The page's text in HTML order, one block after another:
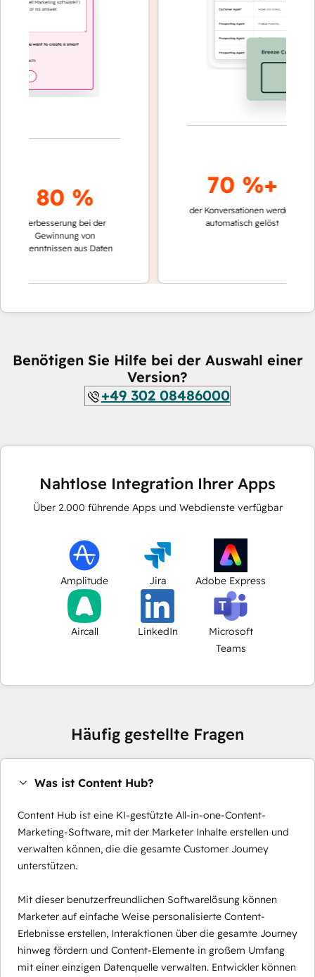
80 %
Verbesserung bei der
Gewinnung von
aus Daten
70 %+
der Konversationen werden
automatisch gelöst
Benötigen Sie Hilfe bei der Auswahl einer
Version?
+49 302 08486000
Nahtlose Integration Ihrer Apps
Über 2.000 führende Apps und Webdienste verfügbar
Amplitude Jira Adobe Express
Aircall LinkedIn
Microsoft
Teams
Häufig gestellte Fragen
Was ist Content Hub?
Content Hub ist eine KI-gestützte All-in-one-Content-
Marketing-Software, mit der Marketer Inhalte erstellen und
verwalten können, die die gesamte Customer Journey
unterstützen.
Mit dieser benutzerfreundlichen Softwarelösung können
Marketer auf einfache Weise personalisierte Content-
Erlebnisse erstellen, Interaktionen über die gesamte Journey
hinweg fördern und Content-Elemente in großem Umfang
mit einer einzigen Datenquelle verwalten. Entwickler können